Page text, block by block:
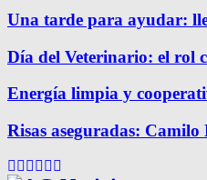
Una tarde para ayudar:
Día del Veterinario: el rol
Energía limpia y
Risas aseguradas:
Facebook
Twitter
Instagram
Pinterest
Google